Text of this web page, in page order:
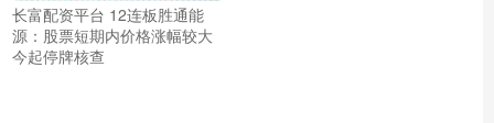
长富配资平台 12连板胜通能
源：股票短期内价格涨幅较大
今起停牌核查